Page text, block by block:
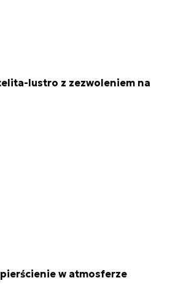
lustro z zezwoleniem na
w atmosferze